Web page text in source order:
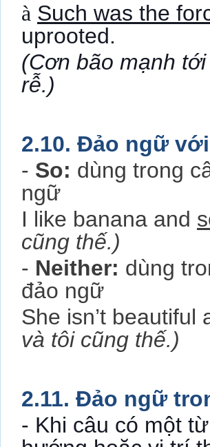
à Such was the
uprooted.
(Cơn bão mạnh
rễ.)
2.10. Đảo ngữ
- So: dùng trong
ngữ
I like banana and
cũng thế.)
- Neither: dùng
đảo ngữ
She isn’t beautiful
và tôi cũng thế.)
2.11. Đảo ngữ
- Khi câu có một